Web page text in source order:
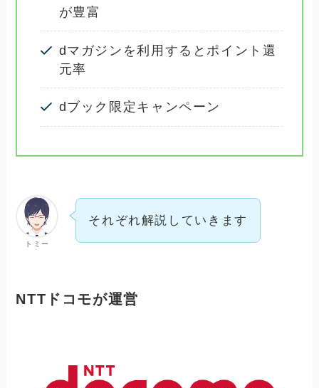
が豊富
dマガジンを利用するとポイント還
元率
dブック限定キャンペーン
トミー
それぞれ解説していきます
NTTドコモが運営